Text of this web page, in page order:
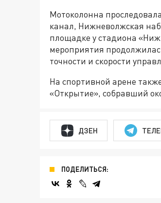
Мотоколонна
канал, Нижневолжская
площадке у стадиона
мероприятия
точности и скорости
На спортивной арене
«Открытие», собравший
ДЗЕН
ПОДЕЛИТЬСЯ: